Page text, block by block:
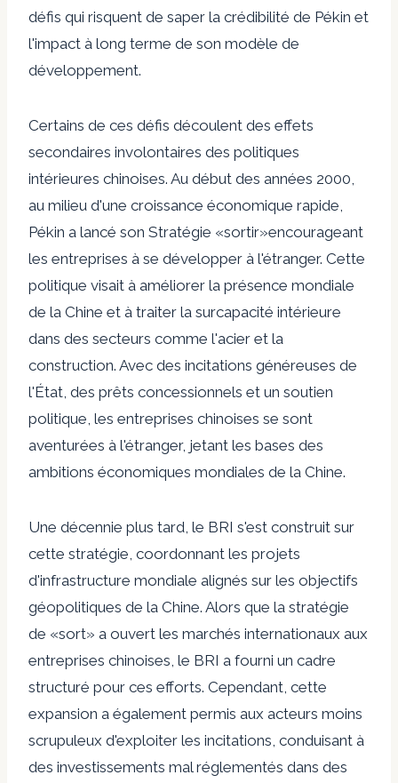
défis qui risquent de saper la crédibilité de Pékin et
l'impact à long terme de son modèle de
développement.
Certains de ces défis découlent des effets
secondaires involontaires des politiques
intérieures chinoises. Au début des années 2000,
au milieu d'une croissance économique rapide,
Pékin a lancé son Stratégie «sortir»encourageant
les entreprises à se développer à l'étranger. Cette
politique visait à améliorer la présence mondiale
de la Chine et à traiter la surcapacité intérieure
dans des secteurs comme l'acier et la
construction. Avec des incitations généreuses de
l'État, des prêts concessionnels et un soutien
politique, les entreprises chinoises se sont
aventurées à l'étranger, jetant les bases des
ambitions économiques mondiales de la Chine.
Une décennie plus tard, le BRI s'est construit sur
cette stratégie, coordonnant les projets
d'infrastructure mondiale alignés sur les objectifs
géopolitiques de la Chine. Alors que la stratégie
de «sort» a ouvert les marchés internationaux aux
entreprises chinoises, le BRI a fourni un cadre
structuré pour ces efforts. Cependant, cette
expansion a également permis aux acteurs moins
scrupuleux d'exploiter les incitations, conduisant à
des investissements mal réglementés dans des